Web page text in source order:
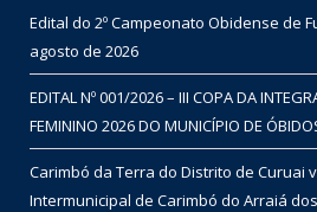
Edital do 2º Campeonato Obidense de
agosto de 2026
EDITAL Nº 001/2026 – III COPA DA
FEMININO 2026 DO MUNICÍPIO DE
Carimbó da Terra do Distrito de Curuai
Intermunicipal de Carimbó do Arraiá